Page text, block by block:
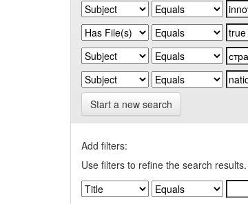
Start a new search
Add filters:
Use filters to refine the search results.